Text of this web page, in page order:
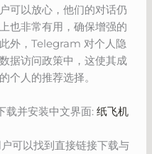
可以放心，他们的对话仍
也非常有用，确保增强的
外，Telegram 对个人隐
据访问政策中，这使其成
个人的推荐选择。
载并安装中文界面:纸飞机
可以找到直接链接下载与